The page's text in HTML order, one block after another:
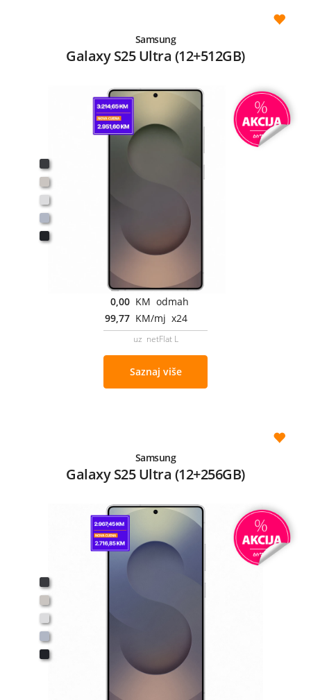
Samsung
Galaxy S25 Ultra (12+512GB)
0,00 KM odmah
99,77 KM/mj x24
uz netFlat L
Saznaj više
Samsung
Galaxy S25 Ultra (12+256GB)